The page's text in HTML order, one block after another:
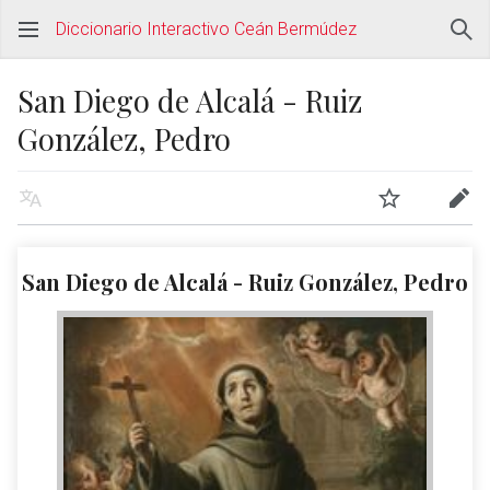
Diccionario Interactivo Ceán Bermúdez
San Diego de Alcalá - Ruiz
González, Pedro
San Diego de Alcalá - Ruiz González, Pedro